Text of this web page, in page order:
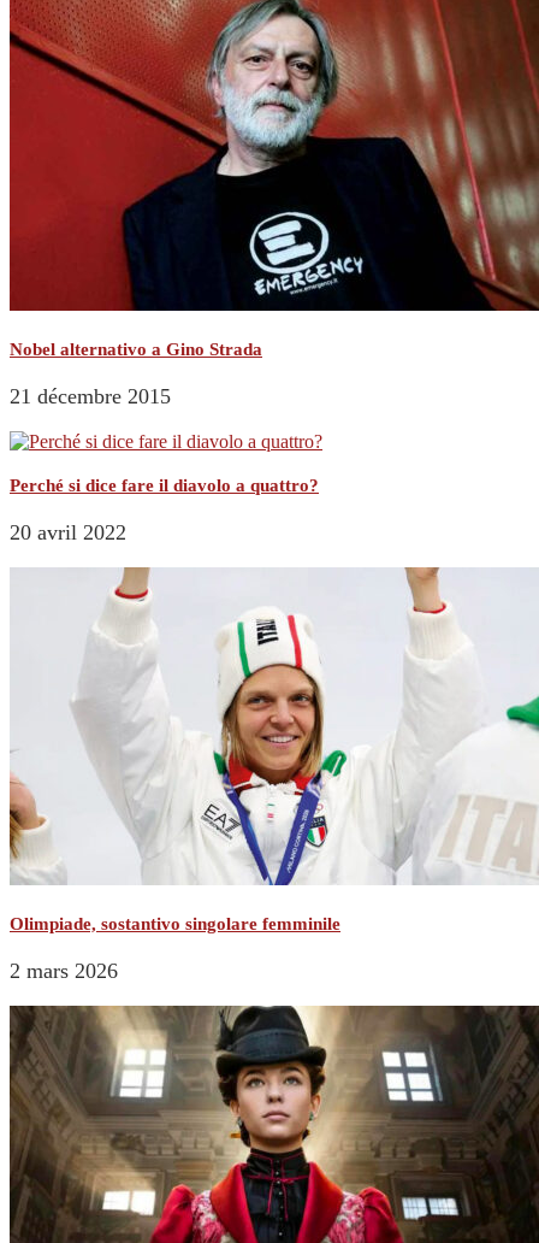
Nobel alternativo a Gino Strada
21 décembre 2015
Perché si dice fare il diavolo a quattro?
20 avril 2022
Olimpiade, sostantivo singolare femminile
2 mars 2026